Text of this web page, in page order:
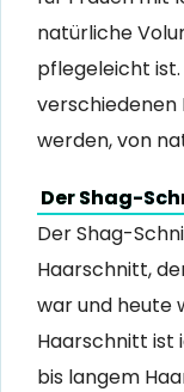
natürliche
pflegeleicht
verschiedenen
werden, von
Der Shag-
Der Shag-
Haarschnitt,
war und heute
Haarschnitt ist
bis langem